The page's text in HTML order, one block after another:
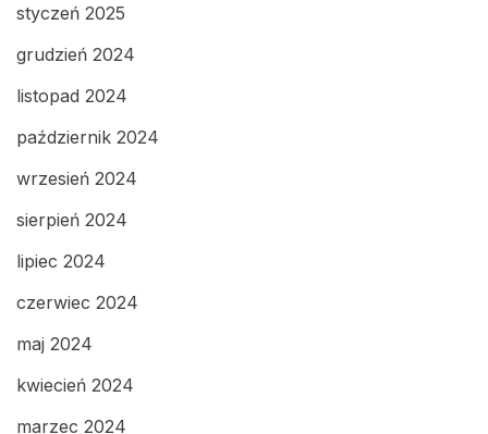
styczeń 2025
grudzień 2024
listopad 2024
październik 2024
wrzesień 2024
sierpień 2024
lipiec 2024
czerwiec 2024
maj 2024
kwiecień 2024
marzec 2024